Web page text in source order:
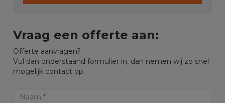
Vraag een offerte aan:
Offerte aanvragen?
Vul dan onderstaand formulier in, dan nemen wij zo snel
mogelijk contact op.